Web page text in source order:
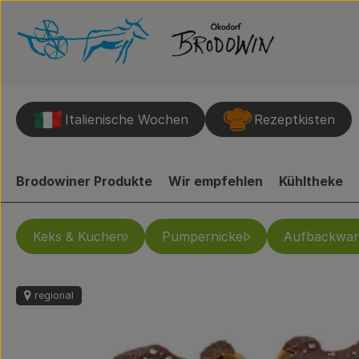
Italienische Wochen Rezeptkisten
Brodowiner Produkte Wir empfehlen Kühltheke
Keks & Kuchen Pumpernickel
regional